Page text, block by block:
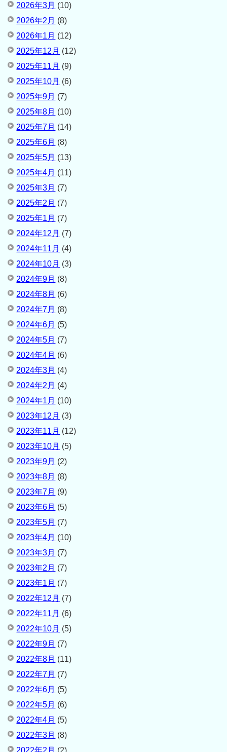
2026年3月 (10)
2026年2月 (8)
2026年1月 (12)
2025年12月 (12)
2025年11月 (9)
2025年10月 (6)
2025年9月 (7)
2025年8月 (10)
2025年7月 (14)
2025年6月 (8)
2025年5月 (13)
2025年4月 (11)
2025年3月 (7)
2025年2月 (7)
2025年1月 (7)
2024年12月 (7)
2024年11月 (4)
2024年10月 (3)
2024年9月 (8)
2024年8月 (6)
2024年7月 (8)
2024年6月 (5)
2024年5月 (7)
2024年4月 (6)
2024年3月 (4)
2024年2月 (4)
2024年1月 (10)
2023年12月 (3)
2023年11月 (12)
2023年10月 (5)
2023年9月 (2)
2023年8月 (8)
2023年7月 (9)
2023年6月 (5)
2023年5月 (7)
2023年4月 (10)
2023年3月 (7)
2023年2月 (7)
2023年1月 (7)
2022年12月 (7)
2022年11月 (6)
2022年10月 (5)
2022年9月 (7)
2022年8月 (11)
2022年7月 (7)
2022年6月 (5)
2022年5月 (6)
2022年4月 (5)
2022年3月 (8)
2022年2月 (2)